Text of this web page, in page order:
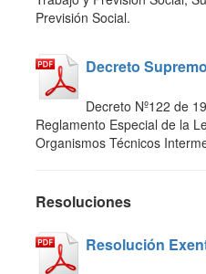
Previsión Social.
Decreto
Decreto Nº122 de
Reglamento Especial de la
Organismos Técnicos
Resoluciones
Resolución